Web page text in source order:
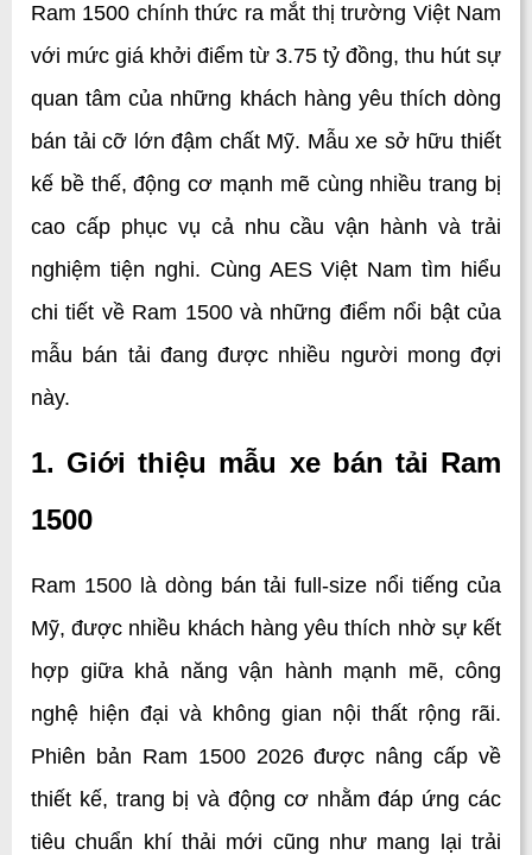
Ram 1500 chính thức ra mắt thị trường Việt Nam
với mức giá khởi điểm từ 3.75 tỷ đồng, thu hút sự
quan tâm của những khách hàng yêu thích dòng
bán tải cỡ lớn đậm chất Mỹ. Mẫu xe sở hữu thiết
kế bề thế, động cơ mạnh mẽ cùng nhiều trang bị
cao cấp phục vụ cả nhu cầu vận hành và trải
nghiệm tiện nghi. Cùng AES Việt Nam tìm hiểu
chi tiết về Ram 1500 và những điểm nổi bật của
mẫu bán tải đang được nhiều người mong đợi
này.
1. Giới thiệu mẫu xe bán tải Ram
1500
Ram 1500 là dòng bán tải full-size nổi tiếng của
Mỹ, được nhiều khách hàng yêu thích nhờ sự kết
hợp giữa khả năng vận hành mạnh mẽ, công
nghệ hiện đại và không gian nội thất rộng rãi.
Phiên bản Ram 1500 2026 được nâng cấp về
thiết kế, trang bị và động cơ nhằm đáp ứng các
tiêu chuẩn khí thải mới cũng như mang lại trải